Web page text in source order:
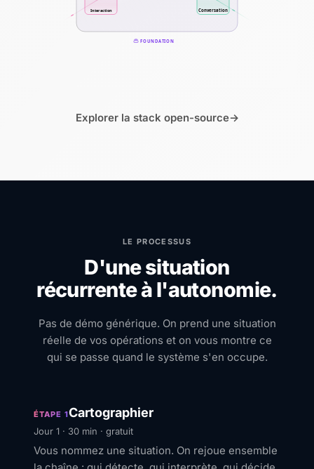
FOUNDATION
Interaction Conversation
Explorer la stack open-source→
LE PROCESSUS
D'une situation
récurrente à l'autonomie.
Pas de démo générique. On prend une situation
réelle de vos opérations et on vous montre ce
qui se passe quand le système s'en occupe.
ÉTAPE 1Cartographier
Jour 1 · 30 min · gratuit
Vous nommez une situation. On rejoue ensemble